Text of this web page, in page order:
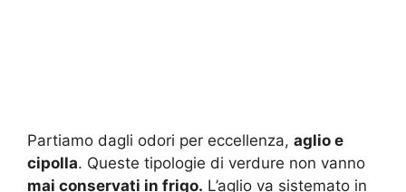
Partiamo dagli odori per eccellenza, aglio e
cipolla. Queste tipologie di verdure non vanno
mai conservati in frigo. L’aglio va sistemato in